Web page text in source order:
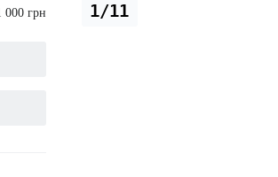
1/11
000 грн